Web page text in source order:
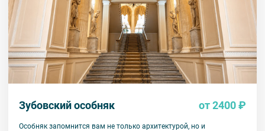
Зубовский особняк от 2400 ₽
Особняк запомнится вам не только архитектурой, но и